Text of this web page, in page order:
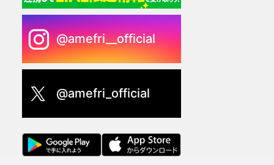
@amefri__official
@amefri_official